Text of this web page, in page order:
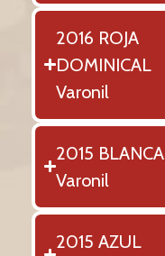
2016 ROJA
DOMINICAL
Varonil
2015 BLANCA
Varonil
2015 AZUL